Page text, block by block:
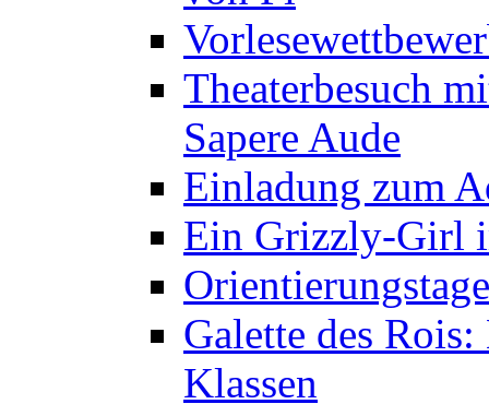
Theaterbesuch
Sapere Aude
Einladung zum
Ein Grizzly-Girl
Galette des
Klassen